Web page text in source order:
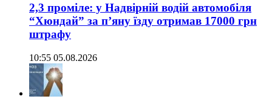
2,3 проміле: у Надвірній водій автомобіля
“Хюндай” за п’яну їзду отримав 17000 грн
штрафу
10:55 05.08.2026